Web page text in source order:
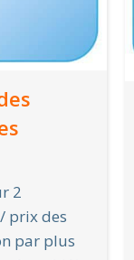
2
prix des
par plus